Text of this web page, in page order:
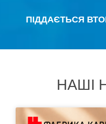
ПІДДАЄТЬСЯ
НАШІ